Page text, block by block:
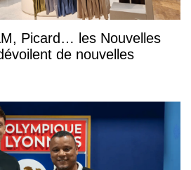
Picard… les Nouvelles
de nouvelles